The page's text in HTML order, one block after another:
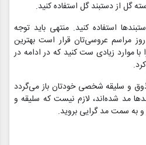
گل از دستبند گل استفاده کنید.
استفاده کنید. منتهی باید توجه
مراسم عروسی‌تان قرار است بهترین
موارد زیادی ست کنید که در ادامه در
ذوق و سلیقه شخصی خودتان باز می‌گردد
مد شده‌اند، لازم نیست که سلیقه و
و به سمت مد گرایی بروید.